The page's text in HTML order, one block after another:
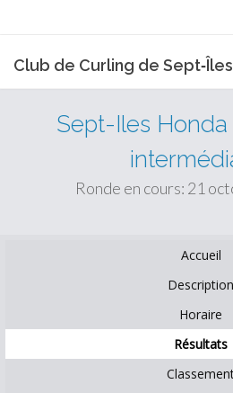
Club de Curling de Sept‑Îles
Sept-Iles Honda
Ronde en cours: 21
Accueil
Description
Horaire
Résultats